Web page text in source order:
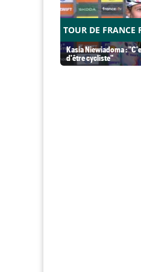
TOUR DE FRANCE
Kasia Niewiadoma :
d'être cycliste"